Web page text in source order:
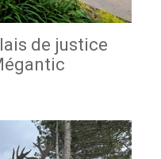
de justice